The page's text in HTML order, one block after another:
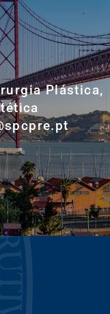
Plástica,